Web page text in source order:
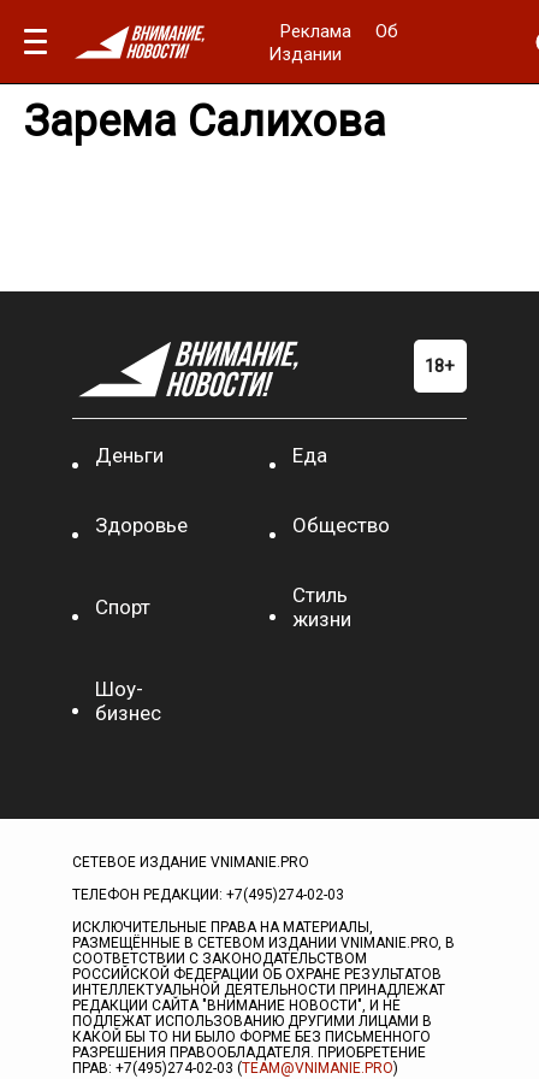
Реклама
Об
Издании
Зарема Салихова
Деньги Еда
Здоровье Общество
Спорт
Стиль
жизни
Шоу-
бизнес
СЕТЕВОЕ ИЗДАНИЕ VNIMANIE.PRO
ТЕЛЕФОН РЕДАКЦИИ: +7(495)274-02-03
ИСКЛЮЧИТЕЛЬНЫЕ ПРАВА НА МАТЕРИАЛЫ,
РАЗМЕЩЁННЫЕ В СЕТЕВОМ ИЗДАНИИ VNIMANIE.PRO, В
СООТВЕТСТВИИ С ЗАКОНОДАТЕЛЬСТВОМ
РОССИЙСКОЙ ФЕДЕРАЦИИ ОБ ОХРАНЕ РЕЗУЛЬТАТОВ
ИНТЕЛЛЕКТУАЛЬНОЙ ДЕЯТЕЛЬНОСТИ ПРИНАДЛЕЖАТ
РЕДАКЦИИ САЙТА "ВНИМАНИЕ НОВОСТИ", И НЕ
ПОДЛЕЖАТ ИСПОЛЬЗОВАНИЮ ДРУГИМИ ЛИЦАМИ В
КАКОЙ БЫ ТО НИ БЫЛО ФОРМЕ БЕЗ ПИСЬМЕННОГО
РАЗРЕШЕНИЯ ПРАВООБЛАДАТЕЛЯ. ПРИОБРЕТЕНИЕ
ПРАВ: +7(495)274-02-03 (TEAM@VNIMANIE.PRO)